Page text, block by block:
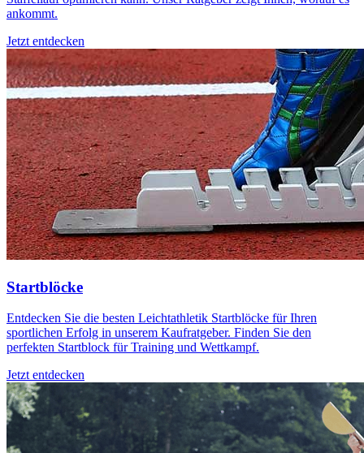
ankommt.
Jetzt entdecken
Startblöcke
Entdecken Sie die besten Leichtathletik Startblöcke für Ihren
sportlichen Erfolg in unserem Kaufratgeber. Finden Sie den
perfekten Startblock für Training und Wettkampf.
Jetzt entdecken